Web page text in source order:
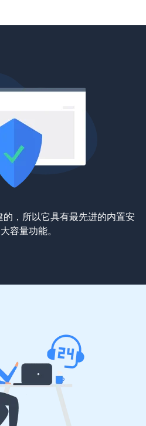
，所以它具有最先进的内置安
容量功能。